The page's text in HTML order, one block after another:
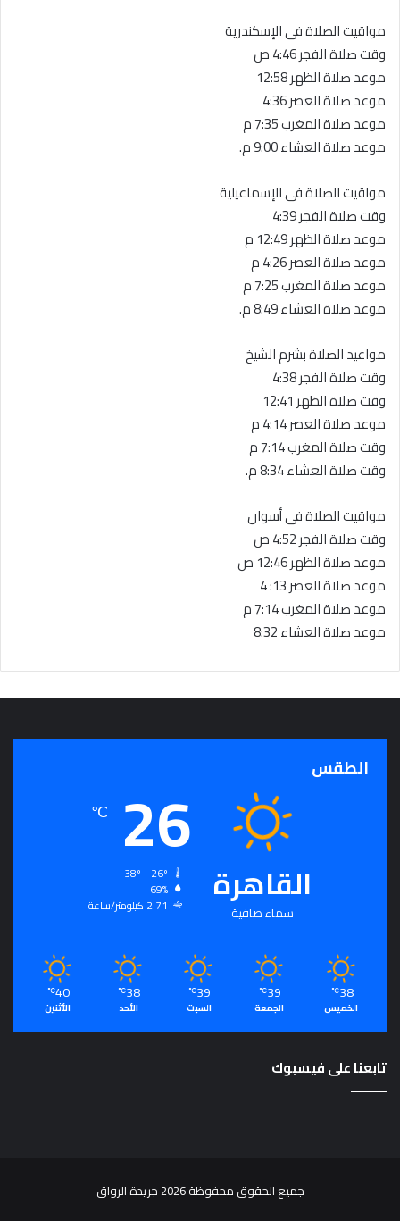
مواقيت الصلاة فى الإسكندرية
وقت صلاة الفجر 4:46 ص
موعد صلاة الظهر 12:58
موعد صلاة العصر 4:36
موعد صلاة المغرب 7:35 م
موعد صلاة العشاء 9:00 م.
مواقيت الصلاة فى الإسماعيلية
وقت صلاة الفجر 4:39
موعد صلاة الظهر 12:49 م
موعد صلاة العصر 4:26 م
موعد صلاة المغرب 7:25 م
موعد صلاة العشاء 8:49 م.
مواعيد الصلاة بشرم الشيخ
وقت صلاة الفجر 4:38
وقت صلاة الظهر 12:41
موعد صلاة العصر 4:14 م
وقت صلاة المغرب 7:14 م
وقت صلاة العشاء 8:34 م.
مواقيت الصلاة فى أسوان
وقت صلاة الفجر 4:52 ص
موعد صلاة الظهر 12:46 ص
موعد صلاة العصر 13: 4
موعد صلاة المغرب 7:14 م
موعد صلاة العشاء 8:32
الطقس
القاهرة
سماء صافية
26
℃
69%
2.71 كيلومتر/ساعة
38
℃
الخميس
39
℃
الجمعة
39
℃
السبت
38
℃
الأحد
40
℃
الأثنين
تابعنا على فيسبوك
جميع الحقوق محفوظة 2026 جريدة الرواق